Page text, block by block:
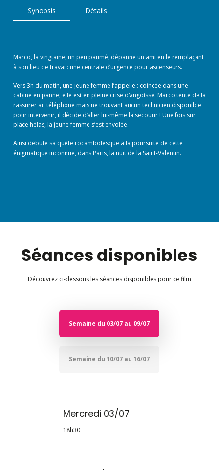
Synopsis Détails
Marco, la vingtaine, un peu paumé, dépanne un ami en le remplaçant
à son lieu de travail: une centrale d’urgence pour ascenseurs.
Vers 3h du matin, une jeune femme l’appelle : coincée dans une
cabine en panne, elle est en pleine crise d’angoisse. Marco tente de la
rassurer au téléphone mais ne trouvant aucun technicien disponible
pour intervenir, il décide d’aller lui-même la secourir ! Une fois sur
place hélas, la jeune femme s’est envolée.
Ainsi débute sa quête rocambolesque à la poursuite de cette
énigmatique inconnue, dans Paris, la nuit de la Saint-Valentin.
Séances disponibles
Découvrez ci-dessous les séances disponibles pour ce film
Semaine du 03/07 au 09/07
Semaine du 10/07 au 16/07
Mercredi 03/07
18h30